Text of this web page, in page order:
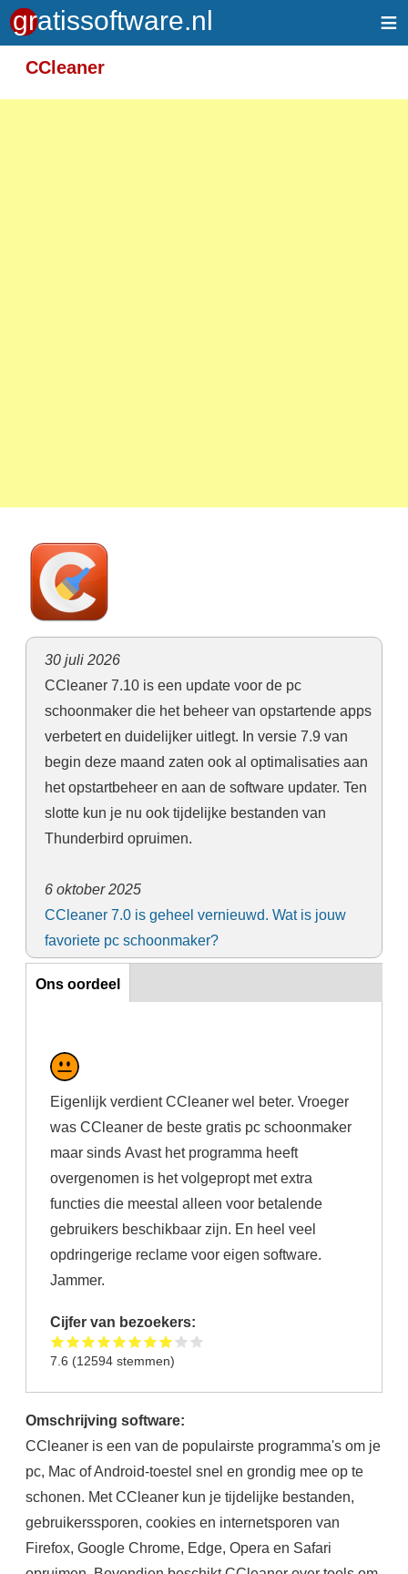
≡
CCleaner
30 juli 2026
CCleaner 7.10 is een update voor de pc
schoonmaker die het beheer van opstartende apps
verbetert en duidelijker uitlegt. In versie 7.9 van
begin deze maand zaten ook al optimalisaties aan
het opstartbeheer en aan de software updater. Ten
slotte kun je nu ook tijdelijke bestanden van
Thunderbird opruimen.
6 oktober 2025
CCleaner 7.0 is geheel vernieuwd. Wat is jouw
favoriete pc schoonmaker?
Ons oordeel
Ons oordeel
Eigenlijk verdient CCleaner wel beter. Vroeger
was CCleaner de beste gratis pc schoonmaker
maar sinds Avast het programma heeft
overgenomen is het volgepropt met extra
functies die meestal alleen voor betalende
gebruikers beschikbaar zijn. En heel veel
opdringerige reclame voor eigen software.
Jammer.
Cijfer van bezoekers:
7.6 (12594 stemmen)
Omschrijving software:
CCleaner is een van de populairste programma's om je
pc, Mac of Android-toestel snel en grondig mee op te
schonen. Met CCleaner kun je tijdelijke bestanden,
gebruikerssporen, cookies en internetsporen van
Firefox, Google Chrome, Edge, Opera en Safari